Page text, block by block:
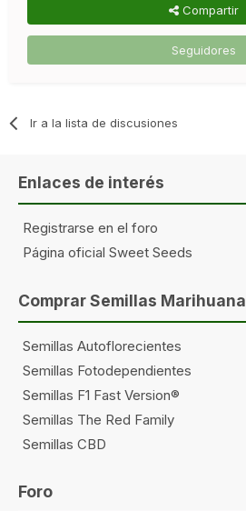
Compartir
Seguidores
Ir a la lista de discusiones
Enlaces de interés
Registrarse en el foro
Página oficial Sweet Seeds
Comprar Semillas Marihuana
Semillas Autoflorecientes
Semillas Fotodependientes
Semillas F1 Fast Version®
Semillas The Red Family
Semillas CBD
Foro